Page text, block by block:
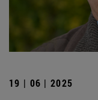
19 | 06 | 2025